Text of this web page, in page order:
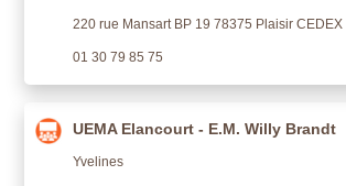
220 rue Mansart BP 19 78375 Plaisir CEDEX
01 30 79 85 75
UEMA Elancourt - E.M. Willy Brandt
Yvelines